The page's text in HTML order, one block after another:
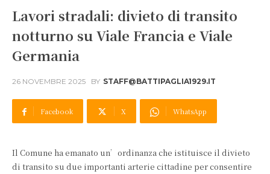
Lavori stradali: divieto di transito
notturno su Viale Francia e Viale
Germania
26 NOVEMBRE 2025 BY STAFF@BATTIPAGLIA1929.IT
Facebook X WhatsApp
Il Comune ha emanato un’ordinanza che istituisce il divieto
di transito su due importanti arterie cittadine per consentire